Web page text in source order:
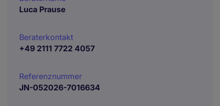
Luca Prause
Beraterkontakt
+49 2111 7722 4057
Referenznummer
JN-052026-7016634